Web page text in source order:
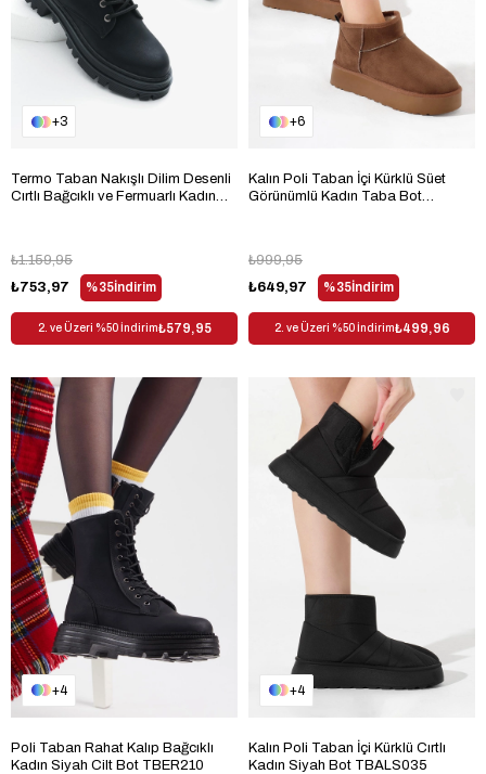
3
Termo Taban Nakışlı Dilim Desenli
Cırtlı Bağcıklı ve Fermuarlı Kadın
%35İndirim
₺753,97
₺1.159,95
2. ve Üzeri %50 İndirim₺579,95
6
Kalın Poli Taban İçi Kürklü Süet
Görünümlü Kadın Taba Bot
%35İndirim
₺649,97
₺999,95
2. ve Üzeri %50 İndirim₺499,96
4
Poli Taban Rahat Kalıp Bağcıklı
Kadın Siyah Cilt Bot TBER210
4
Kalın Poli Taban İçi Kürklü Cırtlı
Kadın Siyah Bot TBALS035